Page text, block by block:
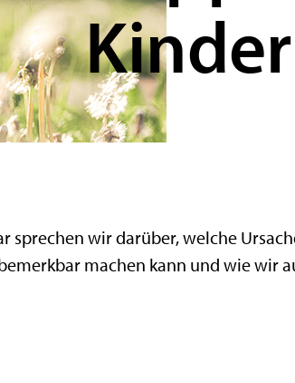
Kinder
sprechen wir darüber, welche
machen kann und wie wir